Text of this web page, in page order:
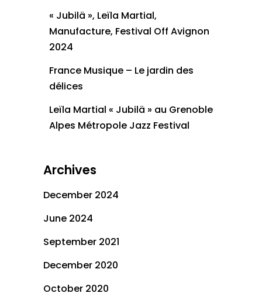
« Jubilä », Leïla Martial,
Manufacture, Festival Off Avignon
2024
France Musique – Le jardin des
délices
Leïla Martial « Jubilä » au Grenoble
Alpes Métropole Jazz Festival
Archives
December 2024
June 2024
September 2021
December 2020
October 2020